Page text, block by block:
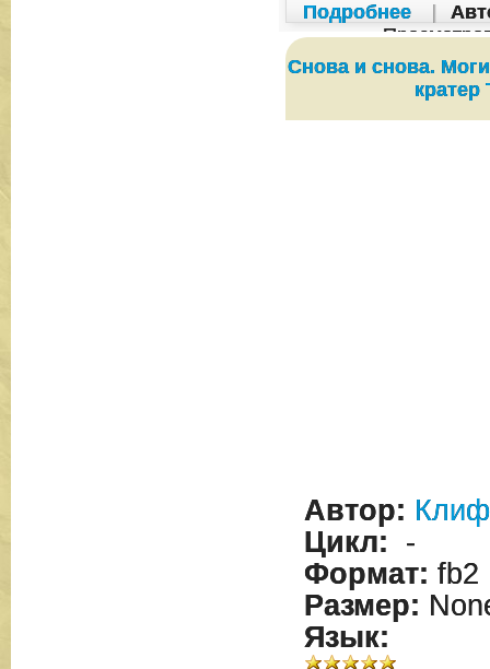
Подробнее
Снова и снова.
кратер
Автор:
Цикл: -
Формат: fb2
Размер:
Язык: